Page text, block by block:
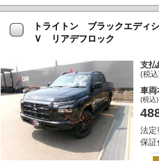
トライトン ブラックエデ
Ｖ リアデフロック
支払
(税込
車両
(税込)
法定
保証